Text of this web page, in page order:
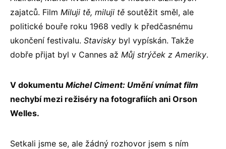
zajatců. Film Miluji tě, miluji tě soutěžit směl, ale
politické bouře roku 1968 vedly k předčasnému
ukončení festivalu. Stavisky byl vypískán. Takže
dobře přijat byl v Cannes až Můj strýček z Ameriky.
V dokumentu Michel Ciment: Umění vnímat film
nechybí mezi režiséry na fotografiích ani Orson
Welles.
Setkali jsme se, ale žádný rozhovor jsem s ním